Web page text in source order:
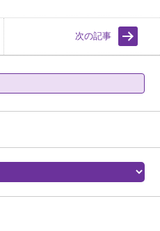
次の記事